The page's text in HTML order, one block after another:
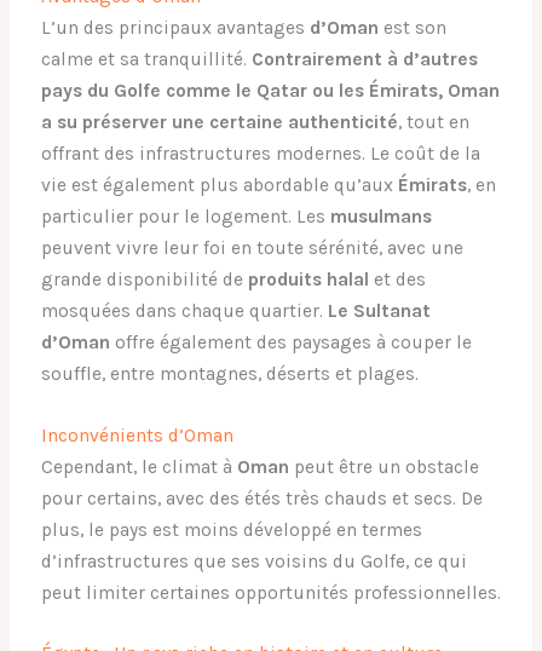
L’un des principaux avantages d’Oman est son
calme et sa tranquillité. Contrairement à d’autres
pays du Golfe comme le Qatar ou les Émirats, Oman
a su préserver une certaine authenticité, tout en
offrant des infrastructures modernes. Le coût de la
vie est également plus abordable qu’aux Émirats, en
particulier pour le logement. Les musulmans
peuvent vivre leur foi en toute sérénité, avec une
grande disponibilité de produits halal et des
mosquées dans chaque quartier. Le Sultanat
d’Oman offre également des paysages à couper le
souffle, entre montagnes, déserts et plages.
Inconvénients d’Oman
Cependant, le climat à Oman peut être un obstacle
pour certains, avec des étés très chauds et secs. De
plus, le pays est moins développé en termes
d’infrastructures que ses voisins du Golfe, ce qui
peut limiter certaines opportunités professionnelles.